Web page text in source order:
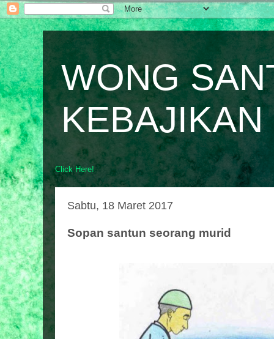
WONG
KEBAJIKAN
Click Here!
Sabtu, 18 Maret 2017
Sopan santun seorang murid